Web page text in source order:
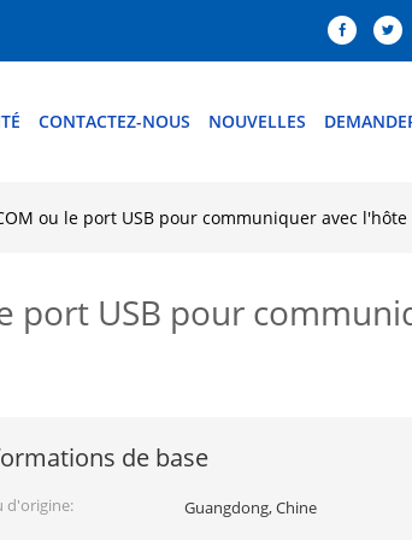
CONTACTEZ-NOUS NOUVELLES
ou le port USB pour communiquer avec l'hôte
port USB pour
de base
d'origine:
Guangdong, Chine